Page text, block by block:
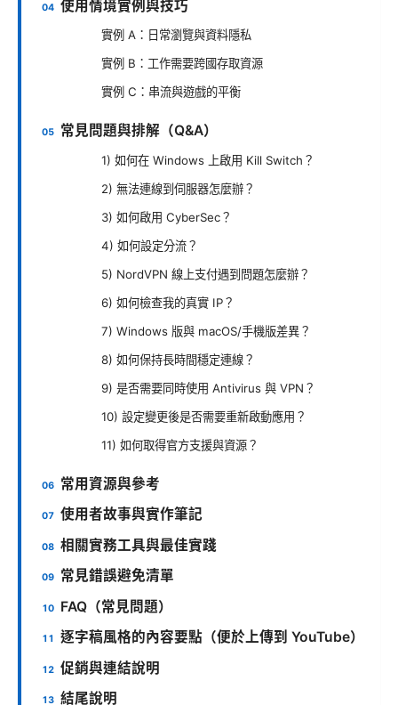
使用情境實例與技巧
實例 A：日常瀏覽與資料隱私
實例 B：工作需要跨國存取資源
實例 C：串流與遊戲的平衡
常見問題與排解（Q&A）
1) 如何在 Windows 上啟用 Kill Switch？
2) 無法連線到伺服器怎麼辦？
3) 如何啟用 CyberSec？
4) 如何設定分流？
5) NordVPN 線上支付遇到問題怎麼辦？
6) 如何檢查我的真實 IP？
7) Windows 版與 macOS/手機版差異？
8) 如何保持長時間穩定連線？
9) 是否需要同時使用 Antivirus 與 VPN？
10) 設定變更後是否需要重新啟動應用？
11) 如何取得官方支援與資源？
常用資源與參考
使用者故事與實作筆記
相關實務工具與最佳實踐
常見錯誤避免清單
FAQ（常見問題）
逐字稿風格的內容要點（便於上傳到 YouTube）
促銷與連結說明
結尾說明